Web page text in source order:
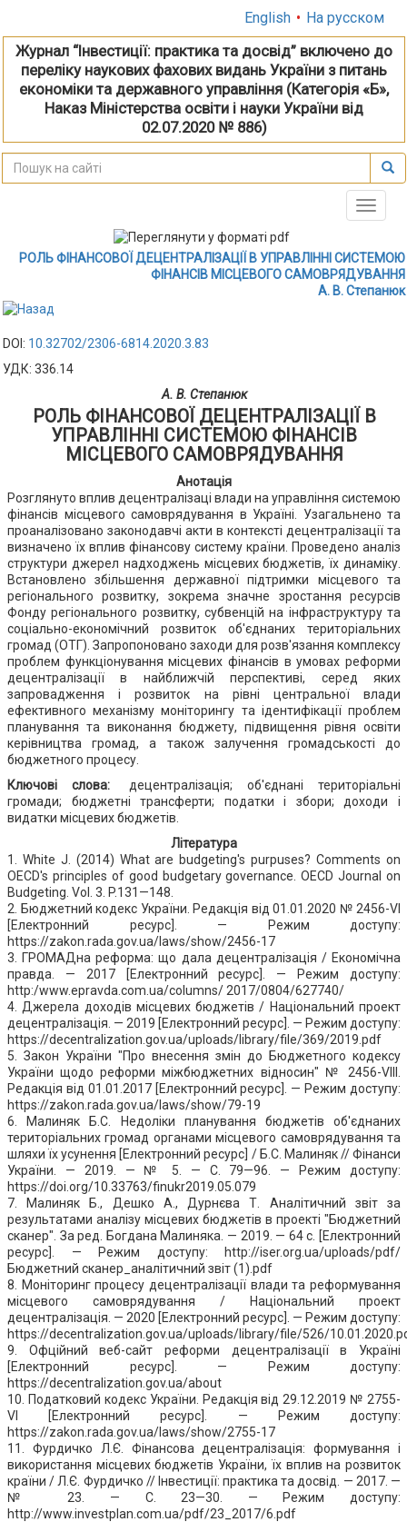
English • На русском
Журнал “Інвестиції: практика та досвід” включено до
переліку наукових фахових видань України з питань
економіки та державного управління (Категорія «Б»,
Наказ Міністерства освіти і науки України від
02.07.2020 № 886)
Toggle
РОЛЬ ФІНАНСОВОЇ ДЕЦЕНТРАЛІЗАЦІЇ В УПРАВЛІННІ СИСТЕМОЮ
ФІНАНСІВ МІСЦЕВОГО САМОВРЯДУВАННЯ
А. В. Степанюк
DOI: 10.32702/2306-6814.2020.3.83
УДК: 336.14
А. В. Степанюк
РОЛЬ ФІНАНСОВОЇ ДЕЦЕНТРАЛІЗАЦІЇ В
УПРАВЛІННІ СИСТЕМОЮ ФІНАНСІВ
МІСЦЕВОГО САМОВРЯДУВАННЯ
Анотація
Розглянуто вплив децентралізаці влади на управління системою
фінансів місцевого самоврядування в Україні. Узагальнено та
проаналізовано законодавчі акти в контексті децентралізації та
визначено їх вплив фінансову систему країни. Проведено аналіз
структури джерел надходжень місцевих бюджетів, їх динаміку.
Встановлено збільшення державної підтримки місцевого та
регіонального розвитку, зокрема значне зростання ресурсів
Фонду регіонального розвитку, субвенцій на інфраструктуру та
соціально-економічний розвиток об'єднаних територіальних
громад (ОТГ). Запропоновано заходи для розв'язання комплексу
проблем функціонування місцевих фінансів в умовах реформи
децентралізації в найближчій перспективі, серед яких
запровадження і розвиток на рівні центральної влади
ефективного механізму моніторингу та ідентифікації проблем
планування та виконання бюджету, підвищення рівня освіти
керівництва громад, а також залучення громадськості до
бюджетного процесу.
Ключові слова:
децентралізація; об'єднані територіальні
громади; бюджетні трансферти; податки і збори; доходи і
видатки місцевих бюджетів.
Література
1. White J. (2014) What are budgeting's purpuses? Comments on
OECD's principles of good budgetary governance. OECD Journal on
Budgeting. Vol. 3. P.131—148.
2. Бюджетний кодекс України. Редакція вiд 01.01.2020 № 2456-VI
[Електронний ресурс]. — Режим доступу:
https://zakon.rada.gov.ua/laws/show/2456-17
3. ГРОМАДна реформа: що дала децентралізація / Економічна
правда. — 2017 [Електронний ресурс]. — Режим доступу:
http:/www.epravda.com.ua/columns/ 2017/0804/627740/
4. Джерела доходів місцевих бюджетів / Національний проект
децентралізація. — 2019 [Електронний ресурс]. — Режим доступу:
https://decentralization.gov.ua/uploads/library/file/369/2019.pdf
5. Закон України "Про внесення змін до Бюджетного кодексу
України щодо реформи міжбюджетних відносин" № 2456-VIІІ.
Редакція вiд 01.01.2017 [Електронний ресурс]. — Режим доступу:
https://zakon.rada.gov.ua/laws/show/79-19
6. Малиняк Б.С. Недоліки планування бюджетів об'єднаних
територіальних громад органами місцевого самоврядування та
шляхи їх усунення [Електронний ресурс] / Б.С. Малиняк // Фінанси
України. — 2019. — № 5. — C. 79—96. — Режим доступу:
https://doi.org/10.33763/finukr2019.05.079
7. Малиняк Б., Дешко А., Дурнєва Т. Аналітичний звіт за
результатами аналізу місцевих бюджетів в проекті "Бюджетний
сканер". За ред. Богдана Малиняка. — 2019. — 64 с. [Електронний
ресурс]. — Режим доступу: http://iser.org.ua/uploads/pdf/
Бюджетний сканер_аналітичний звіт (1).pdf
8. Моніторинг процесу децентралізації влади та реформування
місцевого самоврядування / Національний проект
децентралізація. — 2020 [Електронний ресурс]. — Режим доступу:
https://decentralization.gov.ua/uploads/library/file/526/
9. Офційний веб-сайт реформи децентралізації в Україні
[Електронний ресурс]. — Режим доступу:
https://decentralization.gov.ua/about
10. Податковий кодекс України. Редакція вiд 29.12.2019 № 2755-
VI [Електронний ресурс]. — Режим доступу:
https://zakon.rada.gov.ua/laws/show/2755-17
11. Фурдичко Л.Є. Фінансова децентралізація: формування і
використання місцевих бюджетів України, їх вплив на розвиток
країни / Л.Є. Фурдичко // Інвестиції: практика та досвід. — 2017. —
№ 23. — С. 23—30. — Режим доступу:
http://www.investplan.com.ua/pdf/23_2017/6.pdf